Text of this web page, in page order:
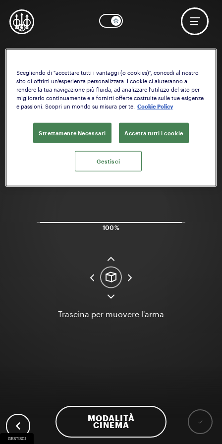
Serve aiuto? Inizia a configurare il: Calcio OK
100%
MODALITÀ
CINEMA
Trascina per muovere l'arma
GESTISCI
Scegliendo di "accettare tutti i vantaggi (o cookies)", concedi al nostro
sito di offrirti un'esperienza personalizzata. I cookie ci aiuteranno a
rendere la tua navigazione più fluida, ad analizzare l'utilizzo del sito per
migliorarlo continuamente e a fornirti offerte costruite sulle tue esigenze
e passioni. Scopri un mondo su misura per te.
Cookie Policy
Strettamente Necessari Accetta tutti i cookie
Gestisci